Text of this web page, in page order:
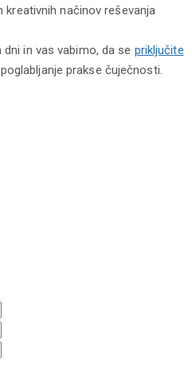
načinov reševanja
in vas vabimo, da se priključite
prakse čuječnosti.